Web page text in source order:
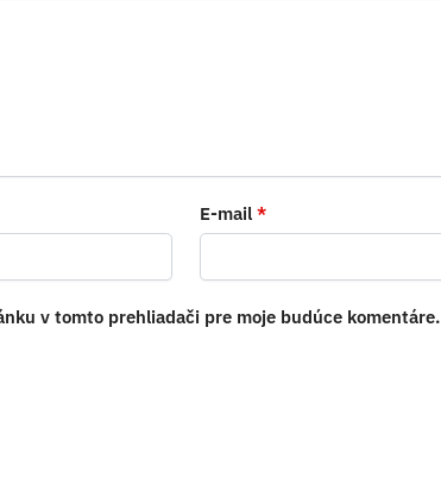
E-mail*
v tomto prehliadači pre moje budúce komentáre.